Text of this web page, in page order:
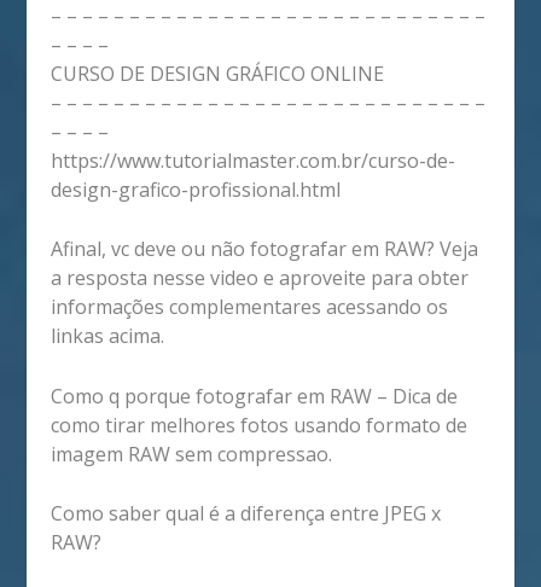
– – – – – – – – – – – – – – – – – – – – – – – – – – – –
– – – –
CURSO DE DESIGN GRÁFICO ONLINE
– – – – – – – – – – – – – – – – – – – – – – – – – – – –
– – – –
https://www.tutorialmaster.com.br/curso-de-
design-grafico-profissional.html
Afinal, vc deve ou não fotografar em RAW? Veja
a resposta nesse video e aproveite para obter
informações complementares acessando os
linkas acima.
Como q porque fotografar em RAW – Dica de
como tirar melhores fotos usando formato de
imagem RAW sem compressao.
Como saber qual é a diferença entre JPEG x
RAW?